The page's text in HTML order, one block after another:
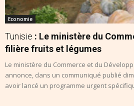
Economie
Tunisie : Le ministère du
filière fruits et légumes
Le ministère du Commerce et du
annonce, dans un communiqué publié
avoir lancé un programme urgent